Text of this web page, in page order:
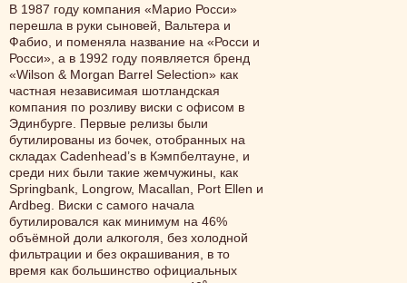
В 1987 году компания «Марио Росси»
перешла в руки сыновей, Вальтера и
Фабио, и поменяла название на «Росси и
Росси», а в 1992 году появляется бренд
«Wilson & Morgan Barrel Selection» как
частная независимая шотландская
компания по розливу виски с офисом в
Эдинбурге. Первые релизы были
бутилированы из бочек, отобранных на
складах Cadenhead’s в Кэмпбелтауне, и
среди них были такие жемчужины, как
Springbank, Longrow, Macallan, Port Ellen и
Ardbeg. Виски с самого начала
бутилировался как минимум на 46%
объёмной доли алкоголя, без холодной
фильтрации и без окрашивания, в то
время как большинство официальных